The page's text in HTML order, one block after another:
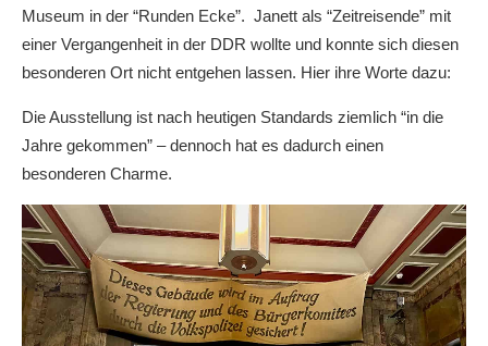
Museum in der “Runden Ecke”. Janett als “Zeitreisende” mit
einer Vergangenheit in der DDR wollte und konnte sich diesen
besonderen Ort nicht entgehen lassen. Hier ihre Worte dazu:
Die Ausstellung ist nach heutigen Standards ziemlich “in die
Jahre gekommen” – dennoch hat es dadurch einen
besonderen Charme.